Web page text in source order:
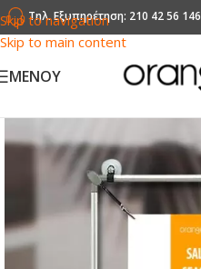
Skip to navigation
Skip to main content
Τηλ. Εξυπηρέτηση: 210 42 56 146
MENOY